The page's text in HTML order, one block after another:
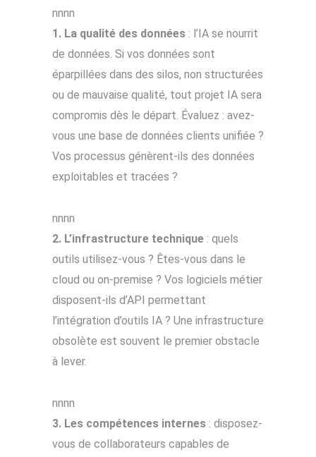
nnnn
1. La qualité des données : l’IA se nourrit
de données. Si vos données sont
éparpillées dans des silos, non structurées
ou de mauvaise qualité, tout projet IA sera
compromis dès le départ. Évaluez : avez-
vous une base de données clients unifiée ?
Vos processus génèrent-ils des données
exploitables et tracées ?
nnnn
2. L’infrastructure technique : quels
outils utilisez-vous ? Êtes-vous dans le
cloud ou on-premise ? Vos logiciels métier
disposent-ils d’API permettant
l’intégration d’outils IA ? Une infrastructure
obsolète est souvent le premier obstacle
à lever.
nnnn
3. Les compétences internes : disposez-
vous de collaborateurs capables de